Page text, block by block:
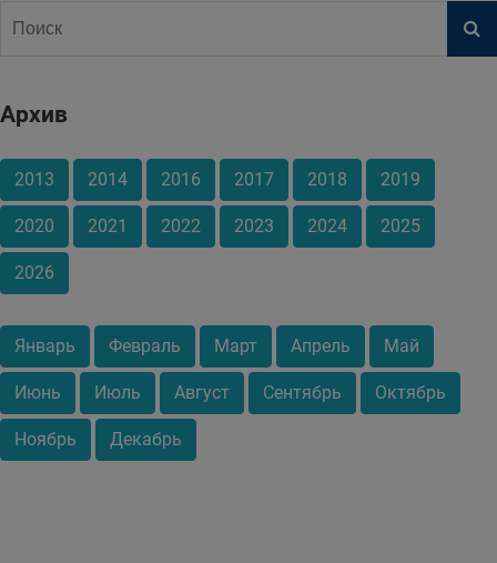
Архив
2013 2014 2016 2017 2018 2019
2020 2021 2022 2023 2024 2025
2026
Январь Февраль Март Апрель Май
Июнь Июль Август Сентябрь Октябрь
Ноябрь Декабрь